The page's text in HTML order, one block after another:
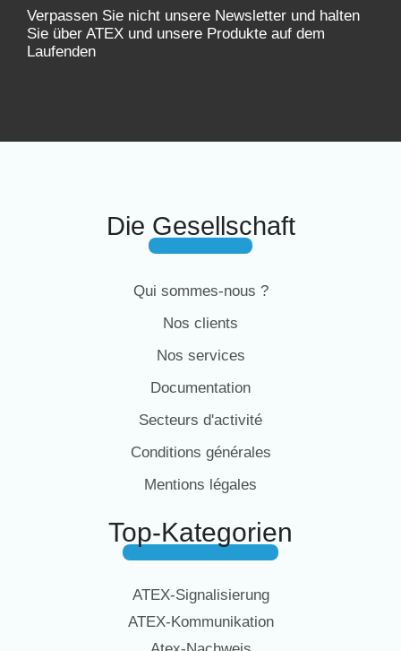
Verpassen Sie nicht unsere Newsletter und halten
Sie über ATEX und unsere Produkte auf dem
Laufenden
Die Gesellschaft
Qui sommes-nous ?
Nos clients
Nos services
Documentation
Secteurs d'activité
Conditions générales
Mentions légales
Top-Kategorien
ATEX-Signalisierung
ATEX-Kommunikation